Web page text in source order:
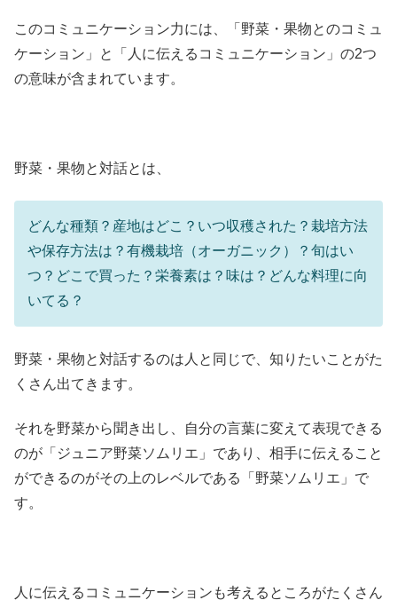
このコミュニケーション力には、「野菜・果物とのコミュ
ケーション」と「人に伝えるコミュニケーション」の2つ
の意味が含まれています。
野菜・果物と対話とは、
どんな種類？産地はどこ？いつ収穫された？栽培方法
や保存方法は？有機栽培（オーガニック）？旬はい
つ？どこで買った？栄養素は？味は？どんな料理に向
いてる？
野菜・果物と対話するのは人と同じで、知りたいことがた
くさん出てきます。
それを野菜から聞き出し、自分の言葉に変えて表現できる
のが「ジュニア野菜ソムリエ」であり、相手に伝えること
ができるのがその上のレベルである「野菜ソムリエ」で
す。
人に伝えるコミュニケーションも考えるところがたくさん